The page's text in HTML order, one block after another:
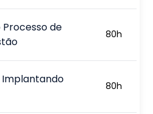
de
80h
Implantando
80h